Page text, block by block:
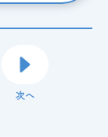
次へ